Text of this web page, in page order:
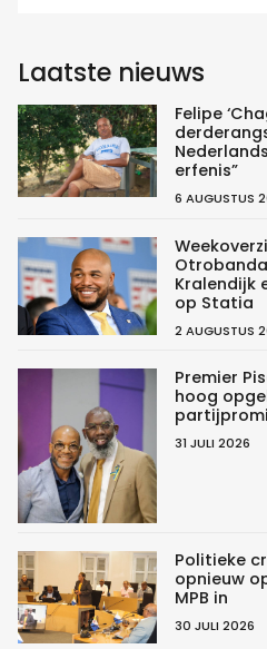
Laatste nieuws
Felipe
erfenis”
6 AUGUSTUS
Kralendijk
op Statia
2 AUGUSTUS
Premier
hoog
31 JULI 2026
Politieke
opnieuw
MPB in
30 JULI 2026